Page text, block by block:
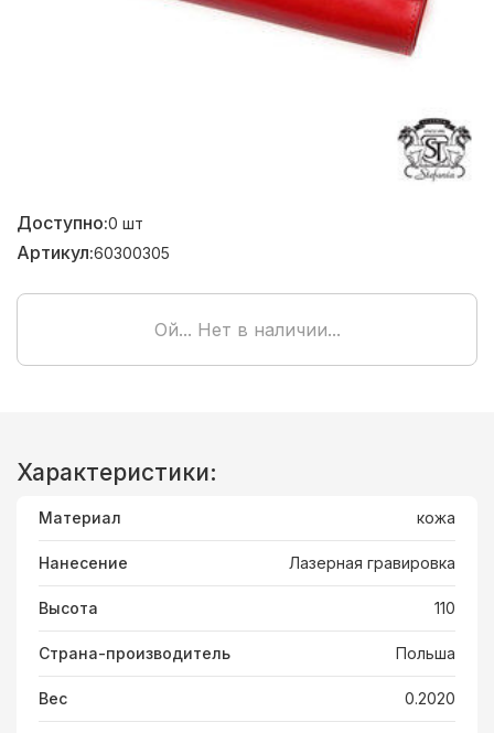
Доступно:0 шт
Артикул:60300305
Ой... Нет в наличии...
Характеристики:
Материал кожа
Нанесение Лазерная гравировка
Высота 110
Страна-производитель Польша
Вес 0.2020